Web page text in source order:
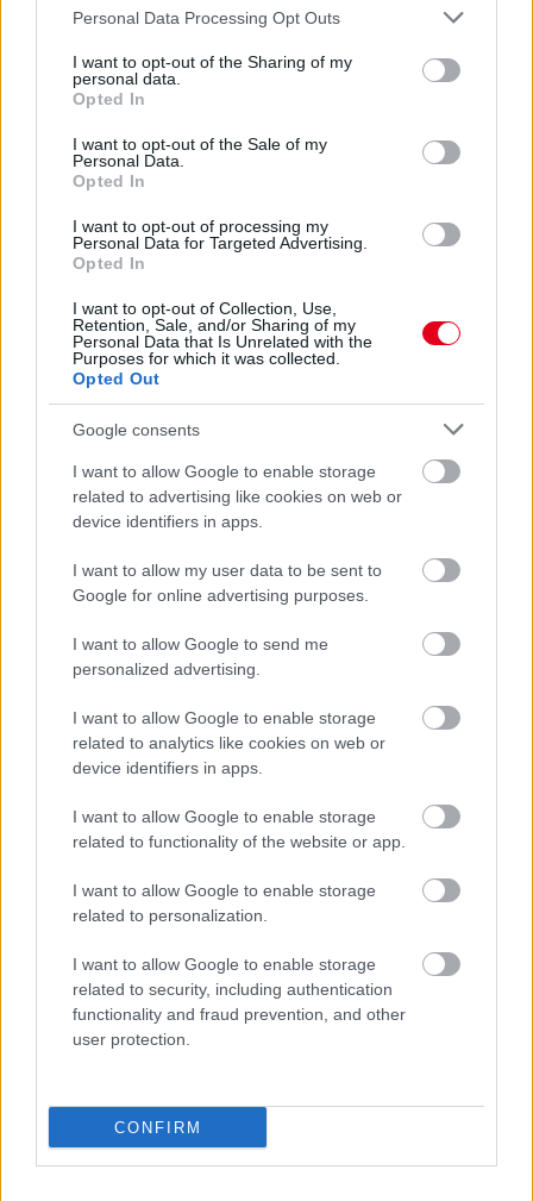
Please note that this website/app uses one or more Google
not limited to your visit or usage behaviour. You may click to
grant or deny consent to Google and its third-party tags to
use your data for below specified purposes in below Google
consent section.
Personal Data Processing Opt Outs
I want to opt-out of the Sharing of my
personal data.
Opted In
I want to opt-out of the Sale of my
Personal Data.
Opted In
I want to opt-out of processing my
Personal Data for Targeted Advertising.
Opted In
I want to opt-out of Collection, Use,
Retention, Sale, and/or Sharing of my
Personal Data that Is Unrelated with the
Purposes for which it was collected.
Opted Out
Google consents
I want to allow Google to enable storage
related to advertising like cookies on web or
device identifiers in apps.
I want to allow my user data to be sent to
Google for online advertising purposes.
I want to allow Google to send me
personalized advertising.
I want to allow Google to enable storage
related to analytics like cookies on web or
device identifiers in apps.
I want to allow Google to enable storage
related to functionality of the website or app.
I want to allow Google to enable storage
related to personalization.
I want to allow Google to enable storage
related to security, including authentication
functionality and fraud prevention, and other
user protection.
CONFIRM
„Jó látni, hogy közel az álom” – Camara az F1-es
pletykákról
MotoGP: Bezzecchi közel egy másodpercet javított a
körrekordon
Sajtó: Az Aston Martintól érkezik Lambiase utódja a Red
Bullhoz?